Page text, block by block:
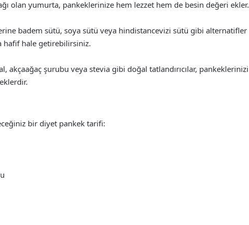
olan yumurta, pankeklerinize hem lezzet hem de besin değeri ekler.
badem sütü, soya sütü veya hindistancevizi sütü gibi alternatifler
hafif hale getirebilirsiniz.
akçaağaç şurubu veya stevia gibi doğal tatlandırıcılar, pankeklerinizi
bir diyet pankek tarifi: